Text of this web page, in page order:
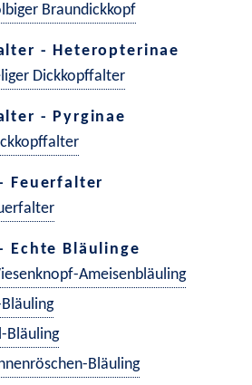
Braundickkopf
- Heteropterinae
Dickkopffalter
- Pyrginae
Feuerfalter
Echte Bläulinge
Ameisenbläuling
Bläuling
Bläuling